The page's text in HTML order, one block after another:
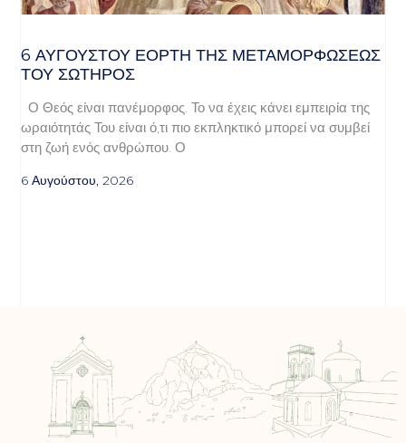
6 ΑΥΓΟΥΣΤΟΥ ΕΟΡΤΗ ΤΗΣ ΜΕΤΑΜΟΡΦΩΣΕΩΣ
ΤΟΥ ΣΩΤΗΡΟΣ
Ο Θεός είναι πανέμορφος. Το να έχεις κάνει εμπειρία της
ωραιότητάς Του είναι ό,τι πιο εκπληκτικό μπορεί να συμβεί
στη ζωή ενός ανθρώπου. Ο
6 Αυγούστου, 2026